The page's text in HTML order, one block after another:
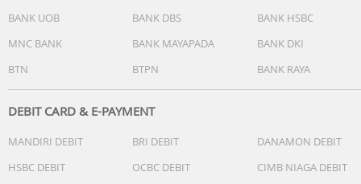
Mendukung perekaman video multi-view
Mendukung perekaman video zoom: hingga 10x zoom
Mendukung perekaman video kamera bawah air
Depan
Video 1080P: 30 fps
Time-Lapse 1080P: 30 fps
Mendukung perekaman video multi-view
BANK UOB
BANK DBS
BANK HSBC
MNC BANK
BANK MAYAPADA
BANK DKI
BTN
BTPN BANK RAYA
DEBIT CARD & E-PAYMENT
MANDIRI DEBIT BRI DEBIT
DANAMON DEBIT
HSBC DEBIT
OCBC DEBIT
CIMB NIAGA DEBIT